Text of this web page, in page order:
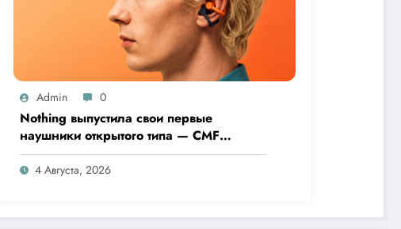
Admin 0
Nothing выпустила свои первые
наушники открытого типа — CMF
Clip Pro
4 Августа, 2026